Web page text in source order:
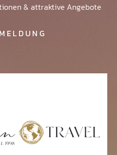
& attraktive Angebote